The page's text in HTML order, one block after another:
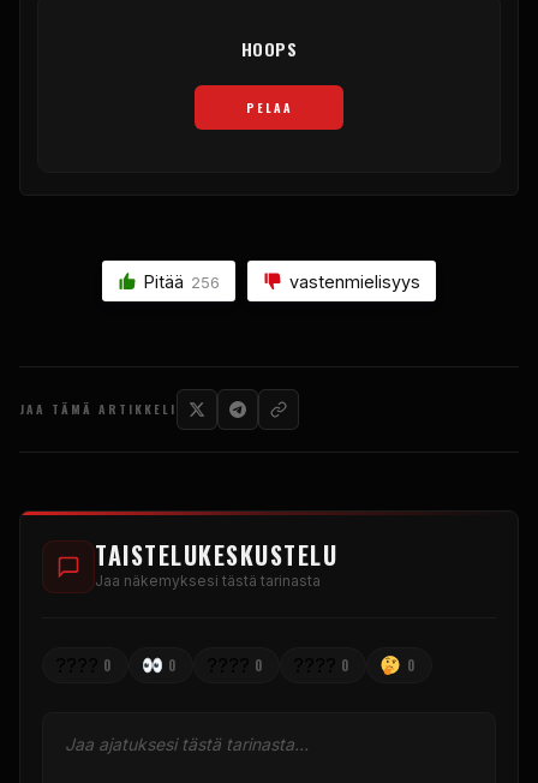
HOOPS
PELAA
Pitää 256 vastenmielisyys
JAA TÄMÄ ARTIKKELI
TAISTELUKESKUSTELU
Jaa näkemyksesi tästä tarinasta
0 0 0 0 0